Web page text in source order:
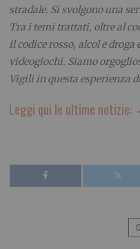
stradale. Si svolgono una
Tra i temi trattati, oltre al
il codice rosso, alcol e droga
videogiochi. Siamo
Vigili in questa esperienza
Leggi qui le ultime notizie: